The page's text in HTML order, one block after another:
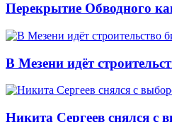
Перекрытие Обводного
В Мезени идёт
Никита Сергеев снялся с